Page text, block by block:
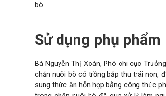
bò.
Sử dụng phụ
Bà Nguyễn Thị Xoàn, Phó chi cục
chăn nuôi bò có trồng bắp thu trái non,
sung thức ăn hỗn hợp bằng công thức